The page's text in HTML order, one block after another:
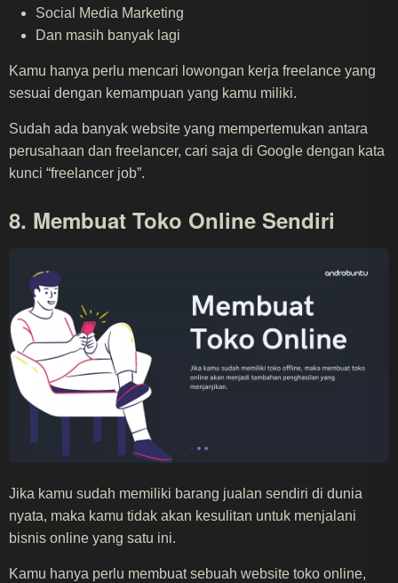
Social Media Marketing
Dan masih banyak lagi
Kamu hanya perlu mencari lowongan kerja freelance yang
sesuai dengan kemampuan yang kamu miliki.
Sudah ada banyak website yang mempertemukan antara
perusahaan dan freelancer, cari saja di Google dengan kata
kunci “freelancer job”.
8. Membuat Toko Online Sendiri
Jika kamu sudah memiliki barang jualan sendiri di dunia
nyata, maka kamu tidak akan kesulitan untuk menjalani
bisnis online yang satu ini.
Kamu hanya perlu membuat sebuah website toko online,